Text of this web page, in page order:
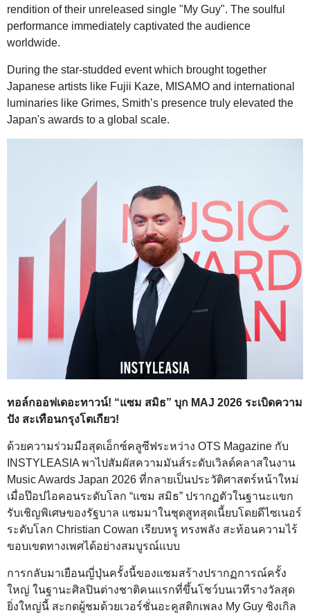
rendition of their unreleased single "My Guy". The soulful
performance immediately captivated the audience
worldwide.
During the star-studded event which brought together
Japanese artists like Fujii Kaze, MISAMO and international
luminaries like Grimes, Smith’s presence truly elevated the
Japan's awards to a global scale.
ทอล์กออฟเดอะทาวน์! “แซม สมิธ” บุก MAJ 2026 ระเบิดความ
ปัง สะเทือนกรุงโตเกียว!
ด้วยความร่วมมือสุดเอ็กซ์คลูซีฟระหว่าง OTS Magazine กับ
INSTYLEASIA พาไปสัมผัสความมันส์ระดับเวิลด์คลาสในงาน
Music Awards Japan 2026 ที่กลายเป็นประวัติศาสตร์หน้าใหม่
เมื่อป๊อปไอคอนระดับโลก “แซม สมิธ” ปรากฏตัวในฐานะแขก
รับเชิญพิเศษของรัฐบาล แซมมาในชุดสูทสุดเนี้ยบโดยดีไซเนอร์
ระดับโลก Christian Cowan เรียบหรู ทรงพลัง สะท้อนความไร้
ขอบเขตทางเพศได้อย่างสมบูรณ์แบบ
การกลับมาเยือนญี่ปุ่นครั้งนี้ของแซมสร้างปรากฏการณ์ครั้ง
ใหญ่ ในฐานะศิลปินต่างชาติคนแรกที่ขึ้นโชว์บนเวทีรางวัลสุด
ยิ่งใหญ่นี้ สะกดผู้ชมด้วยเวอร์ชั่นอะคูสติกเพลง My Guy ซิงเกิล